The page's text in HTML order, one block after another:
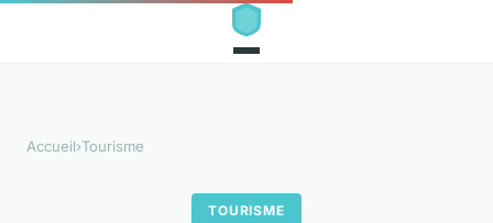
Accueil›Tourisme
TOURISME